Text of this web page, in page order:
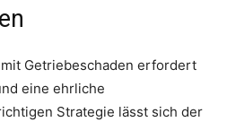
Getriebeschaden erfordert
eine ehrliche
Strategie lässt sich der